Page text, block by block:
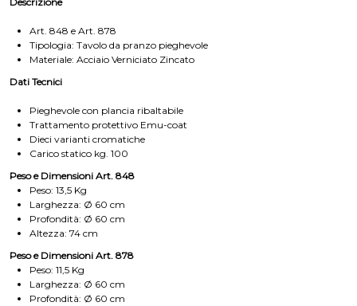
Art. 848 e Art. 878
Tipologia: Tavolo da pranzo pieghevole
Materiale: Acciaio Verniciato Zincato
Dati Tecnici
Pieghevole con plancia ribaltabile
Trattamento protettivo Emu-coat
Dieci varianti cromatiche
Carico statico kg. 100
Peso e Dimensioni Art. 848
Peso: 13,5 Kg
Larghezza: Ø 60 cm
Profondità: Ø 60 cm
Altezza: 74 cm
Peso e Dimensioni Art. 878
Peso: 11,5 Kg
Larghezza: Ø 60 cm
Profondità: Ø 60 cm